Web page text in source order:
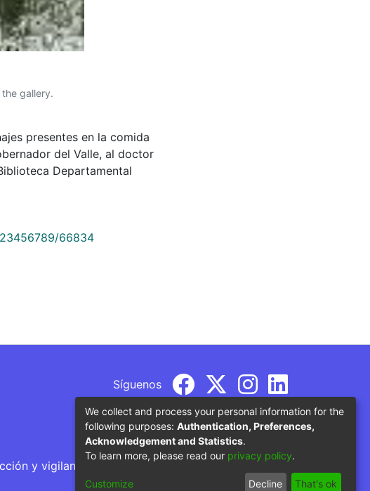
gallery.
presentes en la comida
del Valle, al doctor
Departamental
66834
Síguenos
y vigilancia por parte del Ministerio de Educación
We collect and process your personal information for the
following purposes: Authentication, Preferences,
Acknowledgement and Statistics.
To learn more, please read our privacy policy.
Customize Decline That's ok